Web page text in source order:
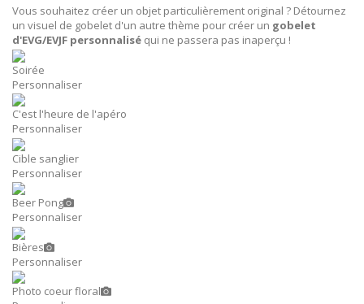
Vous souhaitez créer un objet particulièrement original ? Détournez
un visuel de gobelet d'un autre thème pour créer un gobelet
d'EVG/EVJF personnalisé qui ne passera pas inaperçu !
Soirée
Personnaliser
C'est l'heure de l'apéro
Personnaliser
Cible sanglier
Personnaliser
Beer Pong
Personnaliser
Bières
Personnaliser
Photo coeur floral